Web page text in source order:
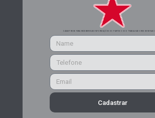
CADASTRE-SE PARA RECEBER MAIS INFORMAÇÕES DO PARTIDO DOS TRABALHADORES DE MINAS
Cadastrar